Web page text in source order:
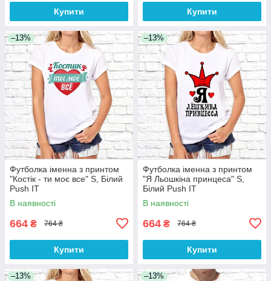
Купити Купити
–13%
Футболка іменна з принтом
"Костік - ти моє все" S, Білий
Push IT
В наявності
664 ₴ 764 ₴
Купити
–13%
Футболка іменна з принтом
"Я Льошкіна принцеса" S,
Білий Push IT
В наявності
664 ₴ 764 ₴
Купити
–13% –13%